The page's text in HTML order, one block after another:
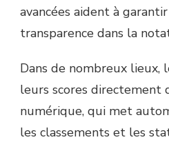
avancées aident à
transparence dans la
Dans de nombreux lieux,
leurs scores directement
numérique, qui met
les classements et les